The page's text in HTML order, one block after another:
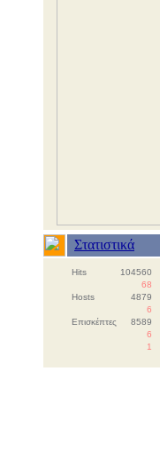
Στατιστικά
Hits
104560
68
Hosts
4879
6
Επισκέπτες
8589
6
1